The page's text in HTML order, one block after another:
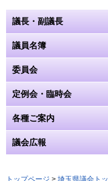
議長・副議長
議員名簿
委員会
定例会・臨時会
各種ご案内
議会広報
トップページ > 埼玉県議会ト